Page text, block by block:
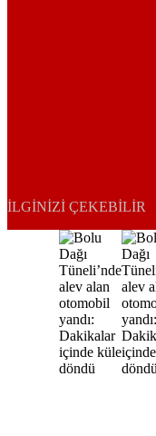
İLGINIZI ÇEKEBILIR